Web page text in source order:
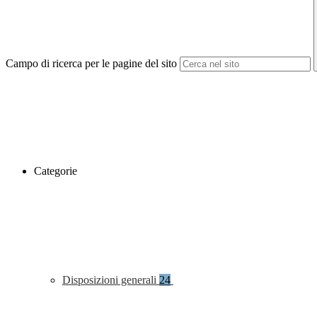
Campo di ricerca per le pagine del sito
Categorie
Disposizioni generali 24